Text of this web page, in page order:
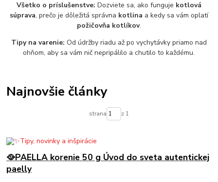
Všetko o príslušenstve: Dozviete sa, ako funguje kotlová
súprava, prečo je dôležitá správna kotlina a kedy sa vám oplatí
požičovňa kotlíkov.
Tipy na varenie: Od údržby riadu až po vychytávky priamo nad
ohňom, aby sa vám nič nepripálilo a chutilo to každému.
Najnovšie články
strana z 1
🥘PAELLA korenie 50 g Úvod do sveta autentickej
paelly